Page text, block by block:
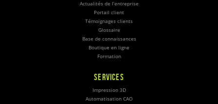
Actualités de l’entreprise
Portail client
Témoignages clients
Glossaire
Base de connaissances
Boutique en ligne
Formation
SERVICES
Impression 3D
Automatisation CAO